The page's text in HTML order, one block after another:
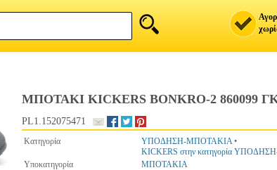
ΜΠΟΤΑΚΙ KICKERS BONKRO-2 860099
PL1.152075471
Κατηγορία ΥΠΟΔΗΣΗ-ΜΠΟΤΑΚΙΑ•
KICKERS στην κατηγορία
Υποκατηγορία
ΜΠΟΤΑΚΙΑ